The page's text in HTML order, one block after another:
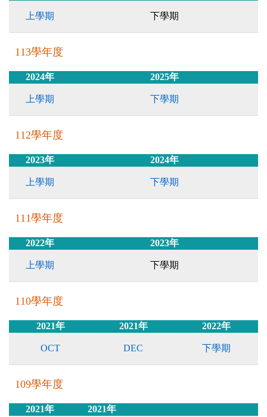
上學期 下學期
113學年度
2024年 2025年
上學期 下學期
112學年度
2023年 2024年
上學期 下學期
111學年度
2022年 2023年
上學期 下學期
110學年度
2021年 2021年 2022年
OCT DEC 下學期
109學年度
2021年 2021年